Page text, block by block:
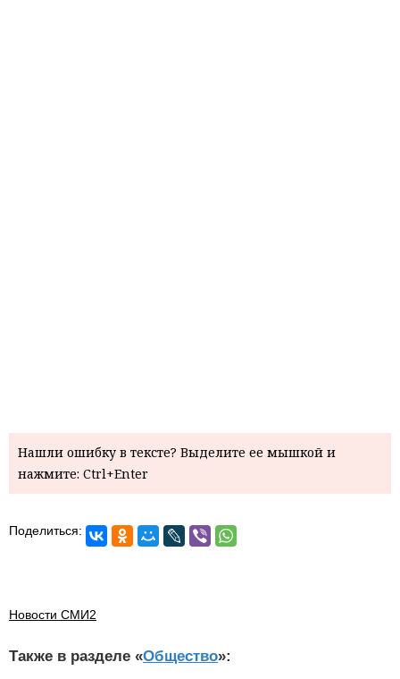
Нашли ошибку в тексте? Выделите ее мышкой и
нажмите: Ctrl+Enter
Поделиться:
Новости СМИ2
Также в разделе «Общество»: